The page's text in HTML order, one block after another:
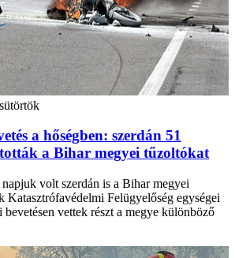
a hőségben: szerdán 51
a Bihar megyei tűzoltókat
volt szerdán is a Bihar megyei
Katasztrófavédelmi Felügyelőség egységei
bevetésen vettek részt a megye különböző